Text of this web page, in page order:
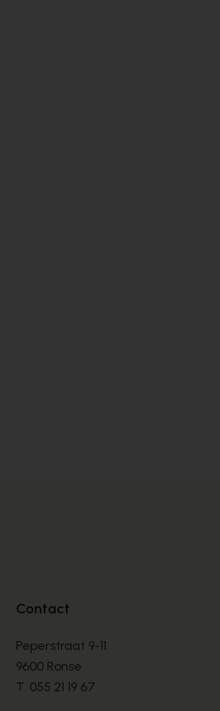
Contact
Peperstraat 9-11
9600 Ronse
T. 055 21 19 67